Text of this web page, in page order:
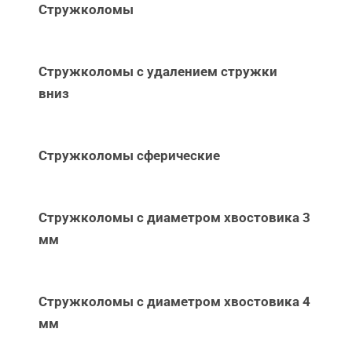
Стружколомы
Стружколомы с удалением стружки
вниз
Стружколомы сферические
Стружколомы с диаметром хвостовика 3
мм
Стружколомы с диаметром хвостовика 4
мм